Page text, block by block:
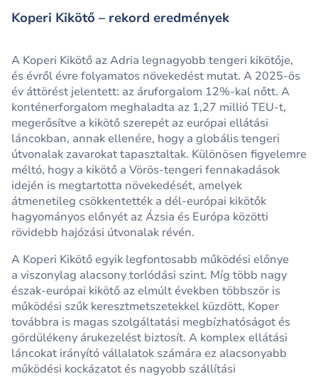
Koperi Kikötő – rekord eredmények
A Koperi Kikötő az Adria legnagyobb tengeri kikötője,
és évről évre folyamatos növekedést mutat. A 2025‑ös
év áttörést jelentett: az áruforgalom 12%-kal nőtt. A
konténerforgalom meghaladta az 1,27 millió TEU‑t,
megerősítve a kikötő szerepét az európai ellátási
láncokban, annak ellenére, hogy a globális tengeri
útvonalak zavarokat tapasztaltak. Különösen figyelemre
méltó, hogy a kikötő a Vörös‑tengeri fennakadások
idején is megtartotta növekedését, amelyek
átmenetileg csökkentették a dél‑európai kikötők
hagyományos előnyét az Ázsia és Európa közötti
rövidebb hajózási útvonalak révén.
A Koperi Kikötő egyik legfontosabb működési előnye
a viszonylag alacsony torlódási szint. Míg több nagy
észak‑európai kikötő az elmúlt években többször is
működési szűk keresztmetszetekkel küzdött, Koper
továbbra is magas szolgáltatási megbízhatóságot és
gördülékeny árukezelést biztosít. A komplex ellátási
láncokat irányító vállalatok számára ez alacsonyabb
működési kockázatot és nagyobb szállítási